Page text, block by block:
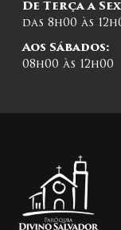
De Terça a
das 8h00 às
Aos Sábados:
08h00 às 12h00